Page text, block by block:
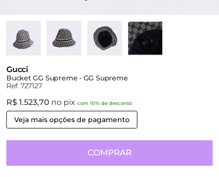
Gucci
Bucket GG Supreme - GG Supreme
Ref: 727127
R$ 1.523,70 no pix com 10% de desconto
Veja mais opções de pagamento
COMPRAR